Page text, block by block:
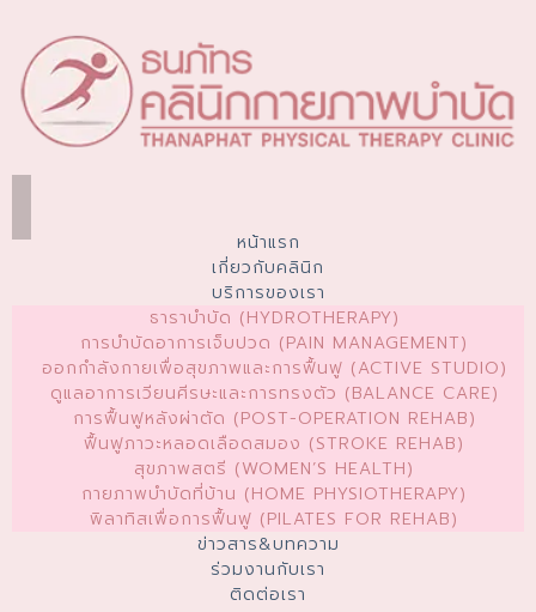
หน้าแรก
เกี่ยวกับคลินิก
บริการของเรา
ธาราบำบัด (HYDROTHERAPY)
การบำบัดอาการเจ็บปวด (PAIN MANAGEMENT)
ออกกำลังกายเพื่อสุขภาพและการฟื้นฟู (ACTIVE STUDIO)
ดูแลอาการเวียนศีรษะและการทรงตัว (BALANCE CARE)
การฟื้นฟูหลังผ่าตัด (POST-OPERATION REHAB)
ฟื้นฟูภาวะหลอดเลือดสมอง (STROKE REHAB)
สุขภาพสตรี (WOMEN’S HEALTH)
กายภาพบำบัดที่บ้าน (HOME PHYSIOTHERAPY)
พิลาทิสเพื่อการฟื้นฟู (PILATES FOR REHAB)
ข่าวสาร&บทความ
ร่วมงานกับเรา
ติดต่อเรา